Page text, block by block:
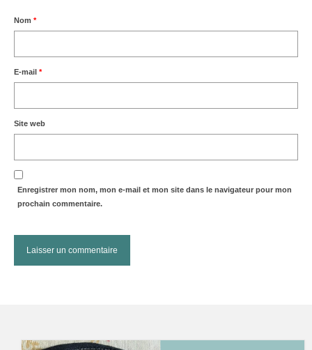
Nom *
E-mail *
Site web
Enregistrer mon nom, mon e-mail et mon site dans le navigateur pour mon
prochain commentaire.